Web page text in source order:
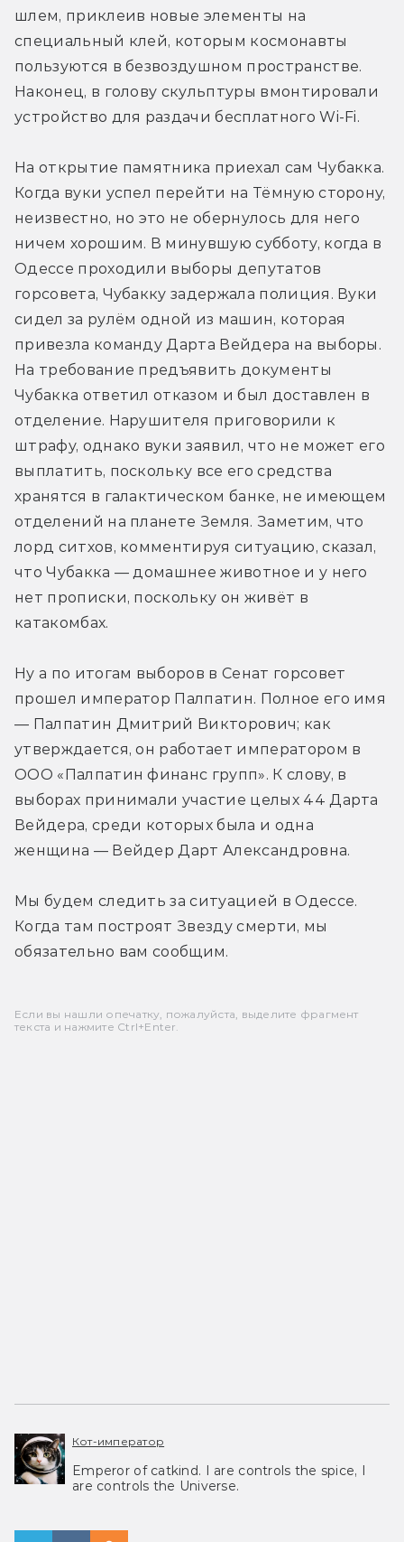
шлем, приклеив новые элементы на
специальный клей, которым космонавты
пользуются в безвоздушном пространстве.
Наконец, в голову скульптуры вмонтировали
устройство для раздачи бесплатного Wi-Fi.
На открытие памятника приехал сам Чубакка.
Когда вуки успел перейти на Тёмную сторону,
неизвестно, но это не обернулось для него
ничем хорошим. В минувшую субботу, когда в
Одессе проходили выборы депутатов
горсовета, Чубакку задержала полиция. Вуки
сидел за рулём одной из машин, которая
привезла команду Дарта Вейдера на выборы.
На требование предъявить документы
Чубакка ответил отказом и был доставлен в
отделение. Нарушителя приговорили к
штрафу, однако вуки заявил, что не может его
выплатить, поскольку все его средства
хранятся в галактическом банке, не имеющем
отделений на планете Земля. Заметим, что
лорд ситхов, комментируя ситуацию, сказал,
что Чубакка — домашнее животное и у него
нет прописки, поскольку он живёт в
катакомбах.
Ну а по итогам выборов в Сенат горсовет
прошел император Палпатин. Полное его имя
— Палпатин Дмитрий Викторович; как
утверждается, он работает императором в
ООО «Палпатин финанс групп». К слову, в
выборах принимали участие целых 44 Дарта
Вейдера, среди которых была и одна
женщина — Вейдер Дарт Александровна.
Мы будем следить за ситуацией в Одессе.
Когда там построят Звезду смерти, мы
обязательно вам сообщим.
Если вы нашли опечатку, пожалуйста, выделите фрагмент
текста и нажмите Ctrl+Enter.
Кот-император
Emperor of catkind. I are controls the spice, I
are controls the Universe.